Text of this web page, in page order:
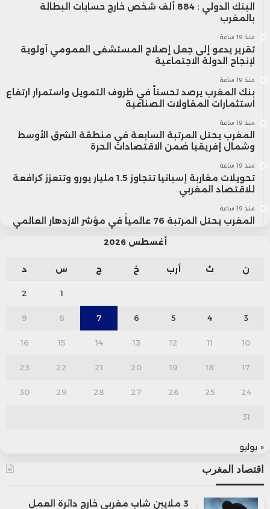
البنك الدولي : 884 ألف شخص خارج حسابات البطالة
بالمغرب
منذ 19 ساعة
تقرير يدعو إلى جعل إصلاح المستشفى العمومي أولوية
لإنجاح الدولة الاجتماعية
منذ 19 ساعة
بنك المغرب يرصد تحسناً في ظروف التمويل واستمرار ارتفاع
استثمارات المقاولات الصناعية
منذ 19 ساعة
المغرب يحتل المرتبة السابعة في منطقة الشرق الأوسط
وشمال إفريقيا ضمن الاقتصادات الحرة
منذ 19 ساعة
تحويلات مغاربة إسبانيا تتجاوز 1.5 مليار يورو وتتعزز كرافعة
للاقتصاد المغربي
منذ 19 ساعة
المغرب يحتل المرتبة 76 عالمياً في مؤشر الازدهار العالمي
أغسطس 2026
ن ث أرب خ ج س د
1
2
3
4
5
6
7
8
9
10
11
12
13
14
15
16
17
18
19
20
21
22
23
24
25
26
27
28
29
30
31
« يوليو
اقتصاد المغرب
3 ملايين شاب مغربي خارج دائرة العمل